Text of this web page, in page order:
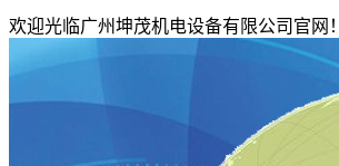
欢迎光临广州坤茂机电设备有限公司官网！